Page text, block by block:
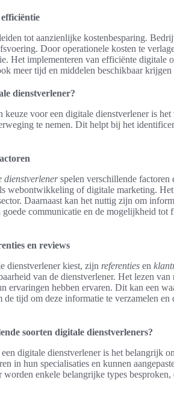
tot aanzienlijke kostenbesparing.
Door operationele kosten te
Het implementeren van efficiënte digitale
meer tijd en middelen beschikbaar
dienstverlener?
keuze voor een digitale dienstverlener is
te nemen. Dit helpt bij het
dienstverlenerspelen verschillende factoren
webontwikkeling of digitale marketing.
Daarnaast kan het nuttig zijn om
goede communicatie en de mogelijkheid
en reviews
dienstverlener kiest, zijn referenties en
van de dienstverlener. Het lezen
ervaringen hebben ervaren. Dit kan een
tijd om deze informatie te verzamelen
soorten digitale dienstverleners?
digitale dienstverlener is het belangrijk
in hun specialisaties en kunnen
enkele belangrijke types